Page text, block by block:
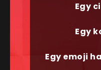
Egy
Egy
Egy emoji